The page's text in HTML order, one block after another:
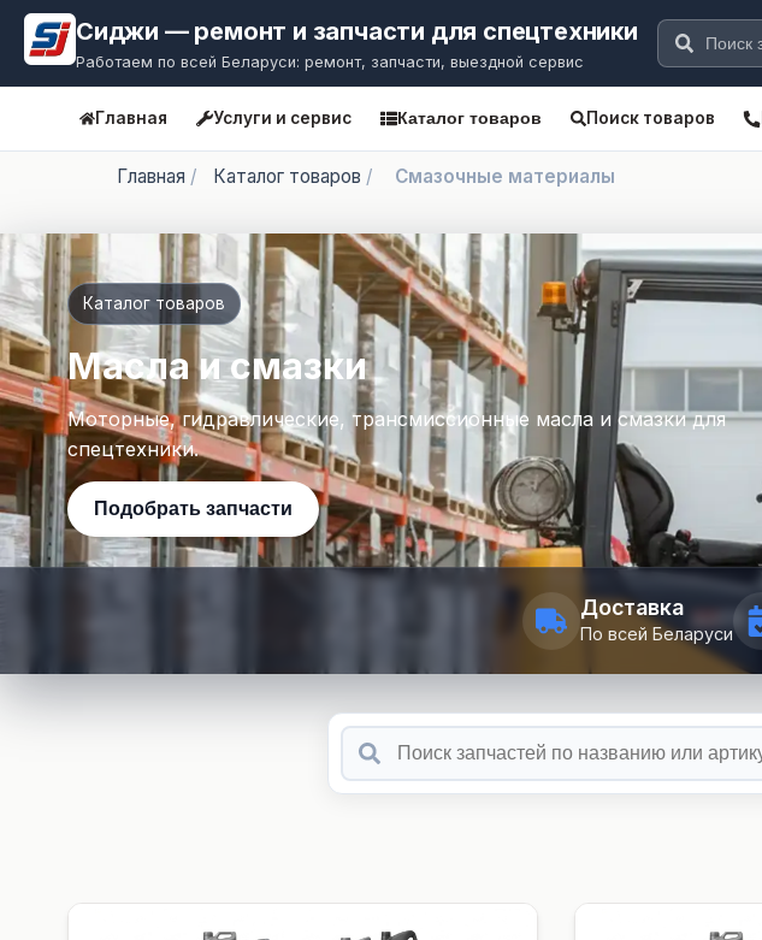
Сиджи — ремонт и запчасти для спецтехники
Работаем по всей Беларуси: ремонт, запчасти, выездной сервис
Главная Услуги и сервис Каталог товаров Поиск товаров
Главная / Каталог товаров / Смазочные материалы
Каталог товаров
Масла и смазки
Моторные, гидравлические, трансмиссионные масла и смазки для
спецтехники.
Подобрать запчасти
Доставка
По всей Беларуси